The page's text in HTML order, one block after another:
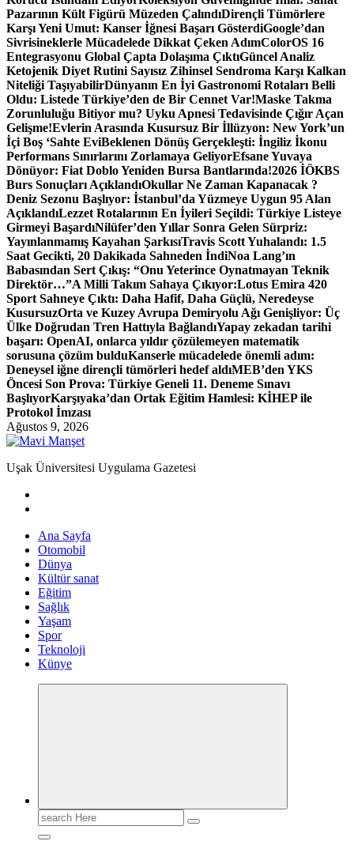
Pazarının Kült Figürü Müzeden ÇalındıDirençli Tümörlere
Karşı Yeni Umut: Kanser İğnesi Başarı GösterdiGoogle’dan
Sivrisineklerle Mücadelede Dikkat Çeken AdımColorOS 16
Entegrasyonu Global Çapta Dolaşıma ÇıktıGüncel Analiz
Ketojenik Diyet Rutini Sayısız Zihinsel Sendroma Karşı Kalkan
Niteliği TaşıyabilirDünyanın En İyi Gastronomi Rotaları Belli
Oldu: Listede Türkiye’den de Bir Cennet Var!Maske Takma
Zorunluluğu Bitiyor mu? Uyku Apnesi Tedavisinde Çığır Açan
Gelişme!Evlerin Arasında Kusursuz Bir İllüzyon: New York’un
İçi Boş ‘Sahte EviBeklenen Dönüş Gerçekleşti: İngiliz İkonu
Performans Sınırlarını Zorlamaya GeliyorEfsane Yuvaya
Dönüyor: Fiat Doblo Yeniden Bursa Bantlarında!2026 İÖKBS
Burs Sonuçları AçıklandıOkullar Ne Zaman Kapanacak ?
Deniz Sezonu Başlıyor: İstanbul’da Yüzmeye Uygun 95 Alan
AçıklandıLezzet Rotalarının En İyileri Seçildi: Türkiye Listeye
Girmeyi BaşardıNilüfer’den Yıllar Sonra Gelen Sürpriz:
Yayınlanmamış Kayahan ŞarkısıTravis Scott Yuhalandı: 1.5
Saat Gecikti, 20 Dakikada Sahneden İndiNoa Lang’ın
Babasından Sert Çıkış: “Onu Yeterince Oynatmayan Teknik
Direktör…”A Milli Takım Sahaya Çıkıyor:Lotus Emira 420
Sport Sahneye Çıktı: Daha Hafif, Daha Güçlü, Neredeyse
KusursuzOrta ve Kuzey Avrupa Demiryolu Ağı Genişliyor: Üç
Ülke Doğrudan Tren Hattıyla BağlandıYapay zekadan tarihi
başarı: OpenAI, onlarca yıldır çözülemeyen matematik
sorusuna çözüm bulduKanserle mücadelede önemli adım:
Deneysel iğne dirençli tümörleri hedef aldıMEB’den YKS
Öncesi Son Prova: Türkiye Geneli 11. Deneme Sınavı
BaşlıyorKarşıyaka’dan Ortak Eğitim Hamlesi: KİHEP ile
Protokol İmzası
Ağustos 9, 2026
Uşak Üniversitesi Uygulama Gazetesi
Ana Sayfa
Otomobil
Dünya
Kültür sanat
Eğitim
Sağlık
Yaşam
Spor
Teknoloji
Künye
Search
for: